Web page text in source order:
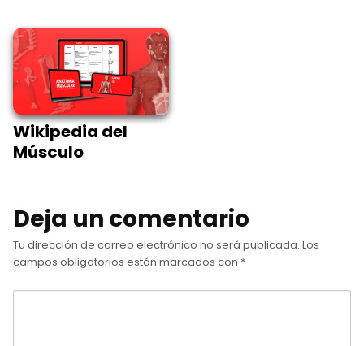
Wikipedia del
Músculo
Deja un comentario
Tu dirección de correo electrónico no será publicada. Los
campos obligatorios están marcados con *